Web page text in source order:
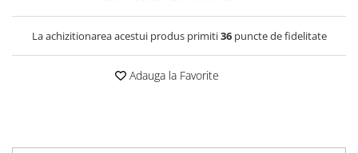
La achizitionarea acestui produs primiti36puncte de fidelitate
Adauga la Favorite